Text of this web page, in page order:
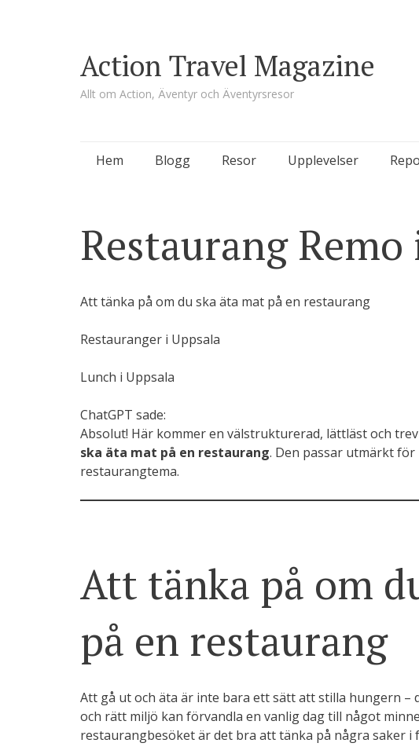
Action Travel Magazine
Allt om Action, Äventyr och Äventyrsresor
Skip
Hem Blogg Resor Upplevelser
Restaurang
Att tänka på om du ska äta mat på en restaurang
Restauranger i Uppsala
Lunch i Uppsala
ChatGPT sade:
Absolut! Här kommer en välstrukturerad, lättläst och
ska äta mat på en restaurang. Den passar utmärkt
restaurangtema.
Att tänka på om
på en restaurang
Att gå ut och äta är inte bara ett sätt att stilla hungern –
och rätt miljö kan förvandla en vanlig dag till något
restaurangbesöket är det bra att tänka på några saker i